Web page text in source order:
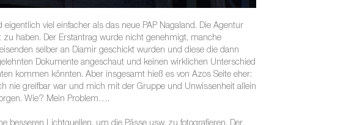
viel einfacher als das neue PAP Nagaland. Die Agentur
haben. Der Erstantrag wurde nicht genehmigt, manche
selber an Diamir geschickt wurden und diese die dann
Dokumente angeschaut und keinen wirklichen Unterschied
kommen könnten. Aber insgesamt hieß es von Azos Seite eher:
nie greifbar war und mich mit der Gruppe und Unwissenheit allein
Wie? Mein Problem….